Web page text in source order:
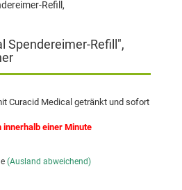
Refill,
Spendereimer-Refill",
Curacid Medical getränkt und sofort
innerhalb einer Minute
(Ausland abweichend)